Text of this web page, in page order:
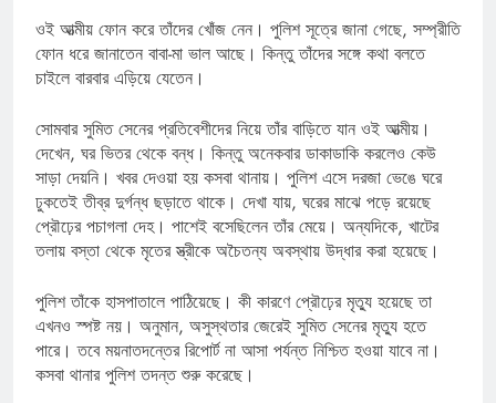
ওই আত্মীয় ফোন করে তাঁদের খোঁজ নেন। পুলিশ সূত্রে জানা গেছে, সম্প্রীতি
ফোন ধরে জানাতেন বাবা-মা ভাল আছে। কিন্তু তাঁদের সঙ্গে কথা বলতে
চাইলে বারবার এড়িয়ে যেতেন।
সোমবার সুমিত সেনের প্রতিবেশীদের নিয়ে তাঁর বাড়িতে যান ওই আত্মীয়।
দেখেন, ঘর ভিতর থেকে বন্ধ। কিন্তু অনেকবার ডাকাডাকি করলেও কেউ
সাড়া দেয়নি। খবর দেওয়া হয় কসবা থানায়। পুলিশ এসে দরজা ভেঙে ঘরে
ঢুকতেই তীব্র দুর্গন্ধ ছড়াতে থাকে। দেখা যায়, ঘরের মাঝে পড়ে রয়েছে
প্রৌঢ়ের পচাগলা দেহ। পাশেই বসেছিলেন তাঁর মেয়ে। অন্যদিকে, খাটের
তলায় বস্তা থেকে মৃতের স্ত্রীকে অচৈতন্য অবস্থায় উদ্ধার করা হয়েছে।
পুলিশ তাঁকে হাসপাতালে পাঠিয়েছে। কী কারণে প্রৌঢ়ের মৃত্যু হয়েছে তা
এখনও স্পষ্ট নয়। অনুমান, অসুস্থতার জেরেই সুমিত সেনের মৃত্যু হতে
পারে। তবে ময়নাতদন্তের রিপোর্ট না আসা পর্যন্ত নিশ্চিত হওয়া যাবে না।
কসবা থানার পুলিশ তদন্ত শুরু করেছে।